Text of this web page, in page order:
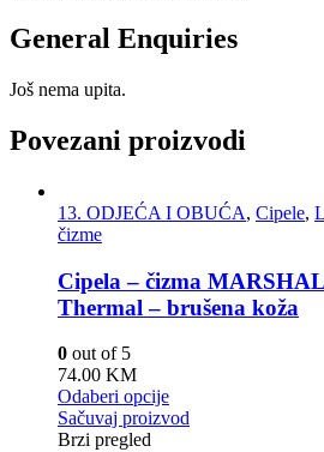
General Enquiries
Još nema upita.
Povezani proizvodi
13. ODJEĆA I OBUĆA, Cipele,
čizme
Cipela – čizma
Thermal – brušena koža
0 out of 5
74.00 KM
Odaberi opcije
Sačuvaj proizvod
Brzi pregled